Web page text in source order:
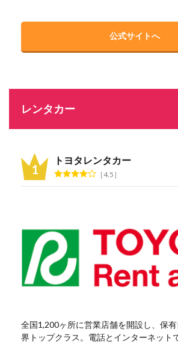
公式サイトへ
レンタカー
トヨタレンタカー
4.5
全国1,200ヶ所に営業店舗を開設し、保
界トップクラス。電話とインターネット